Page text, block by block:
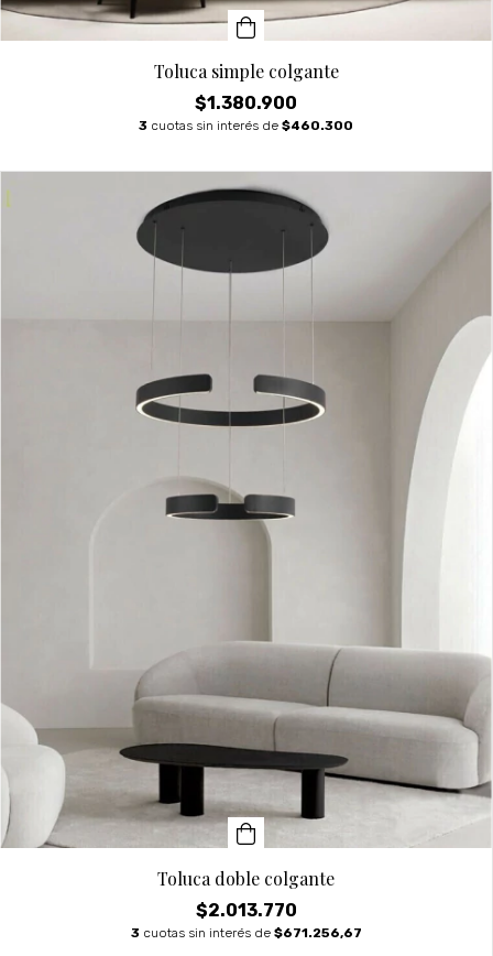
Toluca simple colgante
$1.380.900
3 cuotas sin interés de $460.300
Toluca doble colgante
$2.013.770
3 cuotas sin interés de $671.256,67